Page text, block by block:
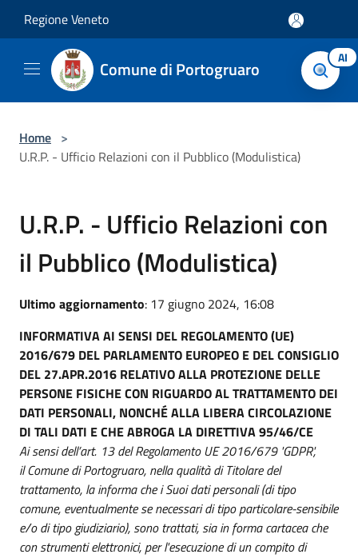
Regione Veneto
Comune di Portogruaro AI
Home >
U.R.P. - Ufficio Relazioni con il Pubblico (Modulistica)
U.R.P. - Ufficio Relazioni con
il Pubblico (Modulistica)
Ultimo aggiornamento: 17 giugno 2024, 16:08
INFORMATIVA AI SENSI DEL REGOLAMENTO (UE)
2016/679 DEL PARLAMENTO EUROPEO E DEL CONSIGLIO
DEL 27.APR.2016 RELATIVO ALLA PROTEZIONE DELLE
PERSONE FISICHE CON RIGUARDO AL TRATTAMENTO DEI
DATI PERSONALI, NONCHÉ ALLA LIBERA CIRCOLAZIONE
DI TALI DATI E CHE ABROGA LA DIRETTIVA 95/46/CE
Ai sensi dell’art. 13 del Regolamento UE 2016/679 'GDPR',
il Comune di Portogruaro, nella qualità di Titolare del
trattamento, la informa che i Suoi dati personali (di tipo
comune, eventualmente se necessari di tipo particolare-sensibile
e/o di tipo giudiziario), sono trattati, sia in forma cartacea che
con strumenti elettronici, per l'esecuzione di un compito di